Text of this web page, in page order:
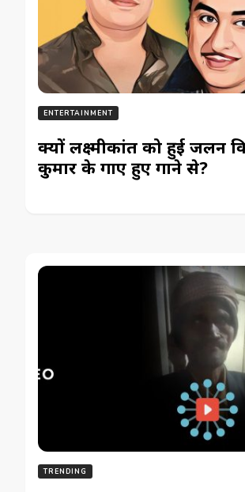
ENTERTAINMENT
क्यों लक्ष्मीकांत को हुई जलन
कुमार के गाए हुए गाने से?
TRENDING